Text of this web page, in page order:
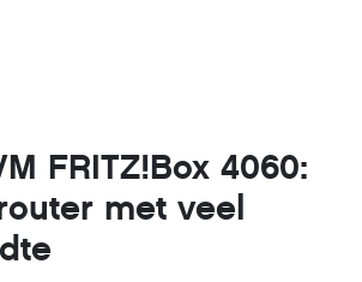
FRITZ!Box 4060:
met veel